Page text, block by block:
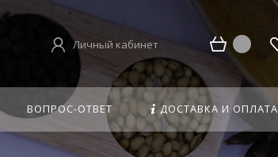
Личный кабинет
ВОПРОС-ОТВЕТ ДОСТАВКА И ОПЛАТА